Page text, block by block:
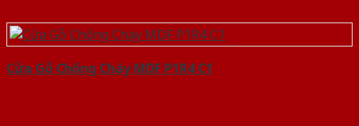
Cửa Gỗ Chống Cháy MDF P1R4 C1